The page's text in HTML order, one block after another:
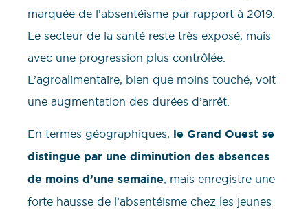
marquée de l’absentéisme par rapport à 2019.
Le secteur de la santé reste très exposé, mais
avec une progression plus contrôlée.
L’agroalimentaire, bien que moins touché, voit
une augmentation des durées d’arrêt.
En termes géographiques, le Grand Ouest se
distingue par une diminution des absences
de moins d’une semaine, mais enregistre une
forte hausse de l’absentéisme chez les jeunes